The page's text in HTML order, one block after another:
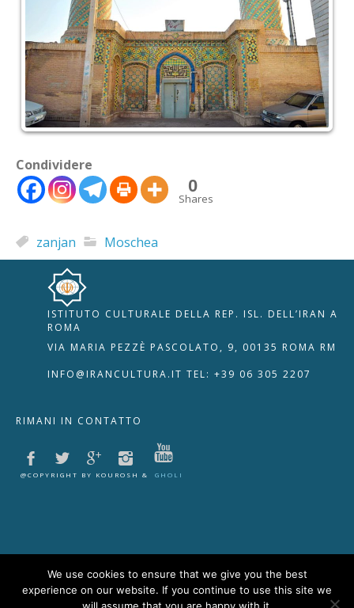
Condividere
0
Shares
zanjan Moschea
ISTITUTO CULTURALE DELLA REP. ISL. DELL’IRAN A
ROMA
VIA MARIA PEZZÈ PASCOLATO, 9, 00135 ROMA RM
INFO@IRANCULTURA.IT TEL: +39 06 305 2207
RIMANI IN CONTATTO
@COPYRIGHT BY KOUROSH & GHOLI
We use cookies to ensure that we give you the best
experience on our website. If you continue to use this site we
RIPRISTINA 🇮🇹 🇬🇧
Disattiva Immagini
Evidenzia Link
Lettura Vocale
Leggi